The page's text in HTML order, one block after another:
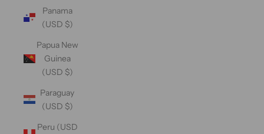
Panama
(USD $)
Papua New
Guinea
(USD $)
Paraguay
(USD $)
Peru (USD